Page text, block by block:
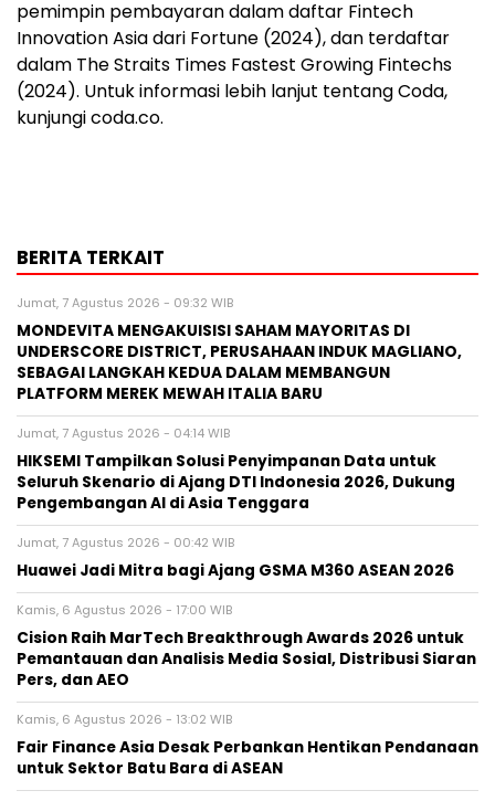
pemimpin pembayaran dalam daftar Fintech
Innovation Asia dari Fortune (2024), dan terdaftar
dalam The Straits Times Fastest Growing Fintechs
(2024). Untuk informasi lebih lanjut tentang Coda,
kunjungi coda.co.
BERITA TERKAIT
Jumat, 7 Agustus 2026 - 09:32 WIB
MONDEVITA MENGAKUISISI SAHAM MAYORITAS DI
UNDERSCORE DISTRICT, PERUSAHAAN INDUK MAGLIANO,
SEBAGAI LANGKAH KEDUA DALAM MEMBANGUN
PLATFORM MEREK MEWAH ITALIA BARU
Jumat, 7 Agustus 2026 - 04:14 WIB
HIKSEMI Tampilkan Solusi Penyimpanan Data untuk
Seluruh Skenario di Ajang DTI Indonesia 2026, Dukung
Pengembangan AI di Asia Tenggara
Jumat, 7 Agustus 2026 - 00:42 WIB
Huawei Jadi Mitra bagi Ajang GSMA M360 ASEAN 2026
Kamis, 6 Agustus 2026 - 17:00 WIB
Cision Raih MarTech Breakthrough Awards 2026 untuk
Pemantauan dan Analisis Media Sosial, Distribusi Siaran
Pers, dan AEO
Kamis, 6 Agustus 2026 - 13:02 WIB
Fair Finance Asia Desak Perbankan Hentikan Pendanaan
untuk Sektor Batu Bara di ASEAN